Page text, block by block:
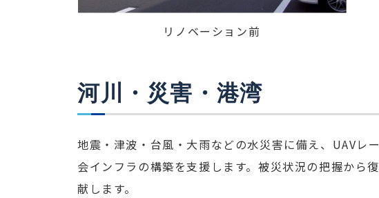
リノベーション前
河川・災害・港湾
地震・津波・台風・大雨などの水災害に備え、UAVレ
会インフラの構築を支援します。被災状況の把握から
献します。